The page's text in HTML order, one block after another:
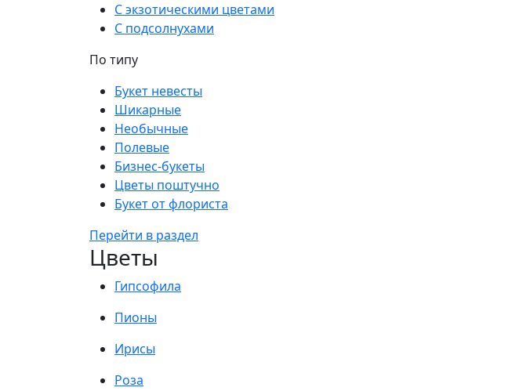
С экзотическими цветами
С подсолнухами
По типу
Букет невесты
Шикарные
Необычные
Полевые
Бизнес-букеты
Цветы поштучно
Букет от флориста
Перейти в раздел
Цветы
Гипсофила
Пионы
Ирисы
Роза